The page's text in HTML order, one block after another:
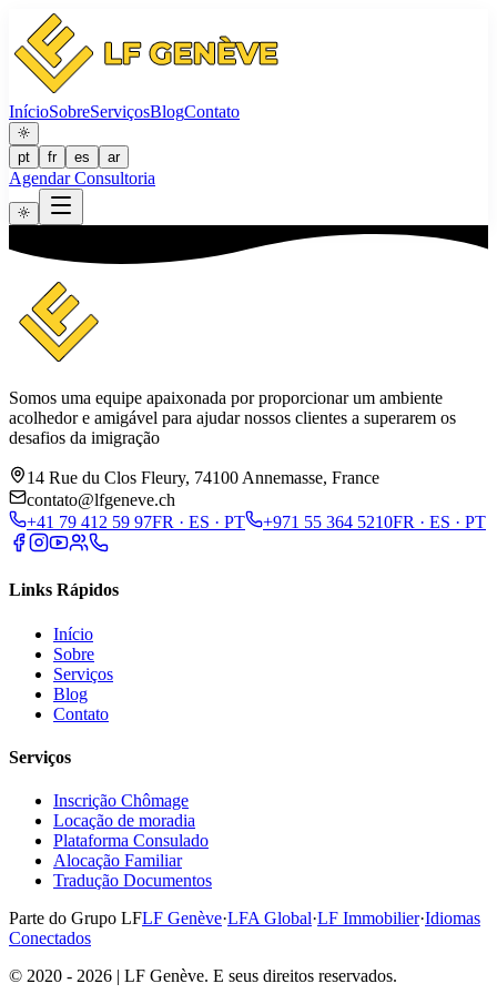
InícioSobreServiçosBlogContato
pt fr es ar
Agendar Consultoria
Somos uma equipe apaixonada por proporcionar um ambiente
acolhedor e amigável para ajudar nossos clientes a superarem os
desafios da imigração
14 Rue du Clos Fleury, 74100 Annemasse, France
contato@lfgeneve.ch
+41 79 412 59 97FR · ES · PT +971 55 364 5210FR · ES · PT
Links Rápidos
Início
Sobre
Serviços
Blog
Contato
Serviços
Inscrição Chômage
Locação de moradia
Plataforma Consulado
Alocação Familiar
Tradução Documentos
Parte do Grupo LFLF Genève·LFA Global·LF Immobilier·Idiomas
Conectados
© 2020 - 2026 | LF Genève. E seus direitos reservados.